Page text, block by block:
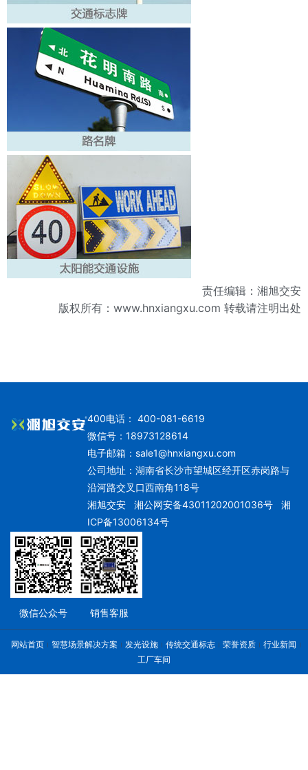
责任编辑：湘旭交安
版权所有： www.hnxiangxu.com 转载请注明出处
400电话： 400-081-6619
微信号：18973128614
电子邮箱： sale1@hnxiangxu.com
公司地址：湖南省长沙市望城区经开区赤岗路与
沿河路交叉口西南角118号
湘旭交安湘公网安备43011202001036号
湘
ICP备13006134号
微信公众号 销售客服
网站首页 智慧场景解决方案 发光设施 传统交通标志 荣誉资质
行业新闻
工厂车间